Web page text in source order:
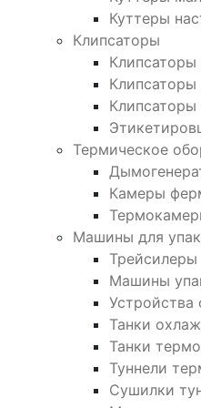
Куттеры
Клипсаторы
Клипсаторы
Клипсаторы
Термическое
Камеры
Машины для
Трейсилеры
Машины
Устройства
Танки
Танки
Туннели
Сушилки